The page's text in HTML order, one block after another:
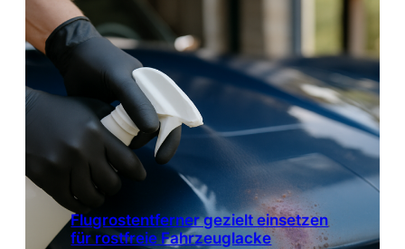
Flugrostentferner gezielt einsetzen
für rostfreie Fahrzeuglacke